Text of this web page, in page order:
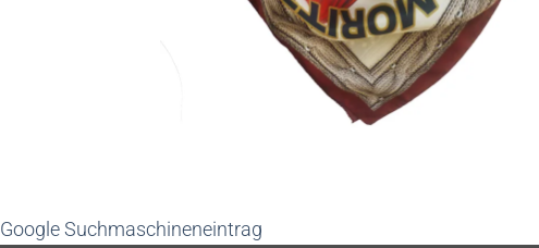
Google Suchmaschineneintrag